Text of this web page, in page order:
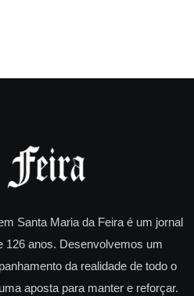
Santa Maria da Feira é um jornal
126 anos. Desenvolvemos um
da realidade de todo o
aposta para manter e reforçar.